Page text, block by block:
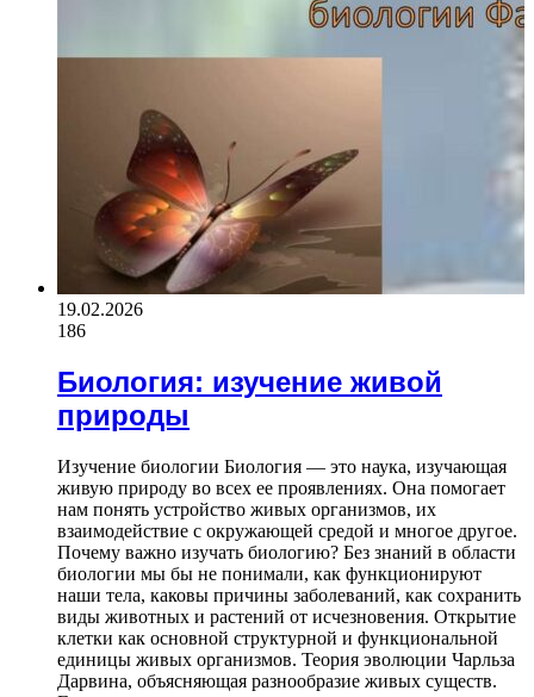
19.02.2026
186
Биология: изучение живой
природы
Изучение биологии Биология — это наука, изучающая
живую природу во всех ее проявлениях. Она помогает
нам понять устройство живых организмов, их
взаимодействие с окружающей средой и многое другое.
Почему важно изучать биологию? Без знаний в области
биологии мы бы не понимали, как функционируют
наши тела, каковы причины заболеваний, как сохранить
виды животных и растений от исчезновения. Открытие
клетки как основной структурной и функциональной
единицы живых организмов. Теория эволюции Чарльза
Дарвина, объясняющая разнообразие живых существ.